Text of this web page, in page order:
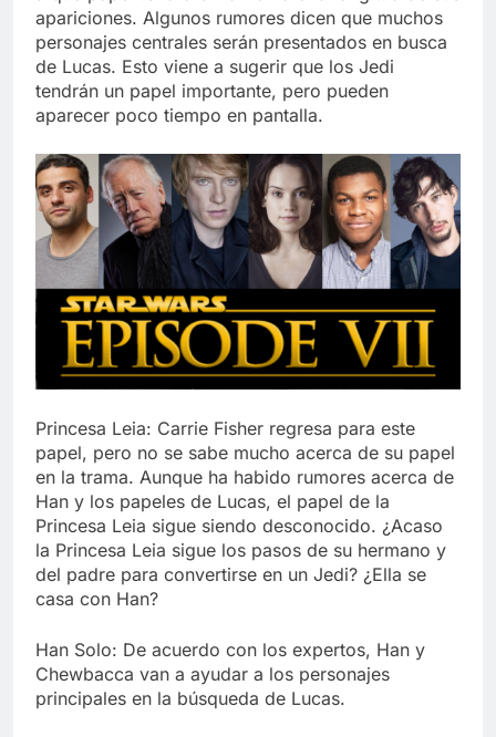
apariciones. Algunos rumores dicen que muchos
personajes centrales serán presentados en busca
de Lucas. Esto viene a sugerir que los Jedi
tendrán un papel importante, pero pueden
aparecer poco tiempo en pantalla.
Princesa Leia: Carrie Fisher regresa para este
papel, pero no se sabe mucho acerca de su papel
en la trama. Aunque ha habido rumores acerca de
Han y los papeles de Lucas, el papel de la
Princesa Leia sigue siendo desconocido. ¿Acaso
la Princesa Leia sigue los pasos de su hermano y
del padre para convertirse en un Jedi? ¿Ella se
casa con Han?
Han Solo: De acuerdo con los expertos, Han y
Chewbacca van a ayudar a los personajes
principales en la búsqueda de Lucas.